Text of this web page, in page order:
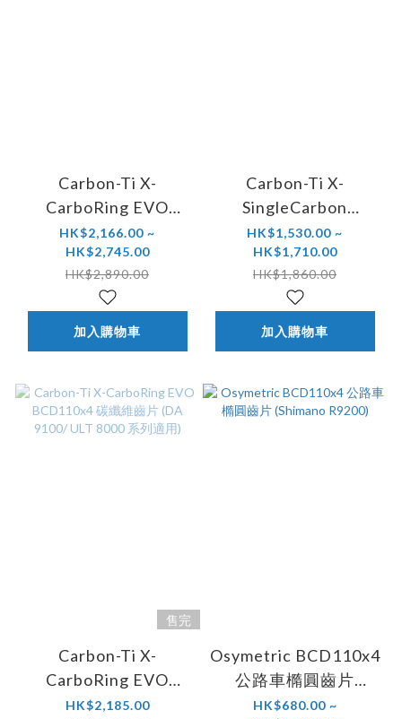
Carbon-Ti X-
CarboRing EVO
BCD110x4 碳纖維齒
片 (DA 9200/ ULT
8100 系列適用)
HK$2,166.00 ~
HK$2,745.00
HK$2,890.00
加入購物車
Carbon-Ti X-
SingleCarbon
BCD107x4 碳纖維齒
片
HK$1,530.00 ~
HK$1,710.00
HK$1,860.00
加入購物車
售完
Carbon-Ti X-
CarboRing EVO
BCD110x4 碳纖維齒
HK$2,185.00
Osymetric BCD110x4
公路車橢圓齒片
(Shimano R9200)
HK$680.00 ~